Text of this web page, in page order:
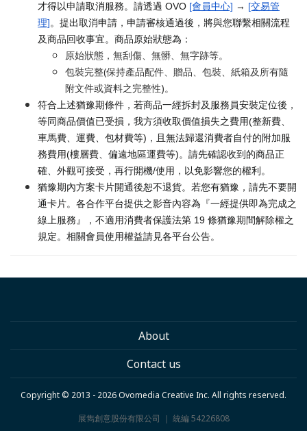
才得以申請取消服務。請透過 OVO [會員中心] → [交易管
理]。提出取消申請，申請審核通過後，將與您聯繫相關流程
及商品回收事宜。商品原始狀態為：
原始狀態，無刮傷、無髒、無字跡等。
包裝完整(保持產品配件、贈品、包裝、紙箱及所有隨
附文件或資料之完整性)。
符合上述猶豫期條件，若商品一經拆封及服務員安裝定位後，
等同商品價值已受損，我方須收取價值損失之費用(整新費、
車馬費、運費、包材費等)，且無法歸還消費者自付的附加服
務費用(樓層費、偏遠地區運費等)。請先確認收到的商品正
確、外觀可接受，再行開機/使用，以免影響您的權利。
猶豫期內方案卡片開通後恕不退貨。若您有猶豫，請先不要開
通卡片。各合作平台提供之影音內容為『一經提供即為完成之
線上服務』，不適用消費者保護法第 19 條猶豫期間解除權之
規定。相關會員使用權益請見各平台公告。
About
Contact us
Copyright © 2013 - 2026 Ovomedia Creative Inc. All rights reserved.
展雋創意股份有限公司 ｜ 統編 54226808